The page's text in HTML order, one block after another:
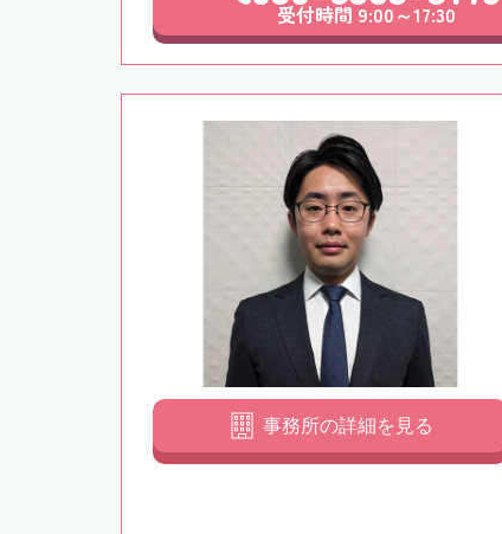
受付時間 9:00～17:30
事務所の詳細を見る